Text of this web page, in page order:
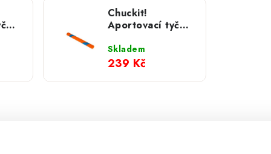
Chuckit!
Aportovací tyč
Skladem
239 Kč